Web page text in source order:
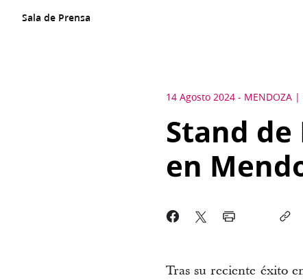
Sala de Prensa
14 Agosto 2024 - MENDOZA
Stand
en
Tras su reciente éxito